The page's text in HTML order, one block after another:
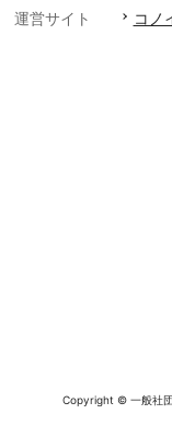
運営サイト
コノ
Copyright © 一般社